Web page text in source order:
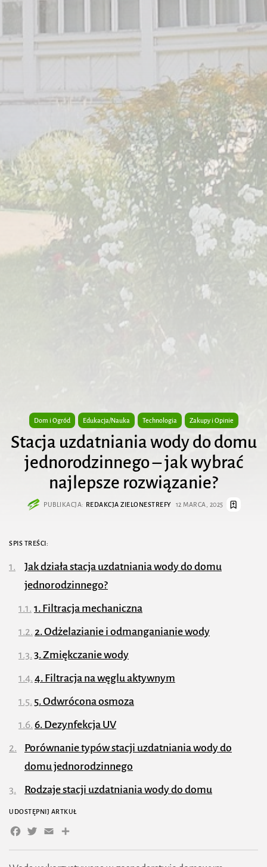
Dom i Ogród Edukacja/Nauka Technologia Zakupy i Opinie
Stacja uzdatniania wody do domu
jednorodzinnego – jak wybrać
najlepsze rozwiązanie?
PUBLIKACJA: REDAKCJA ZIELONESTREFY 12 MARCA, 2025
SPIS TREŚCI:
Jak działa stacja uzdatniania wody do domu
jednorodzinnego?
1. Filtracja mechaniczna
2. Odżelazianie i odmanganianie wody
3. Zmiękczanie wody
4. Filtracja na węglu aktywnym
5. Odwrócona osmoza
6. Dezynfekcja UV
Porównanie typów stacji uzdatniania wody do
domu jednorodzinnego
Rodzaje stacji uzdatniania wody do domu
jednorodzinnego
1. Stacje uzdatniania wody dla wody
wodociągowej
UDOSTĘPNIJ ARTKUŁ
Facebook
Twitter
EmailShare